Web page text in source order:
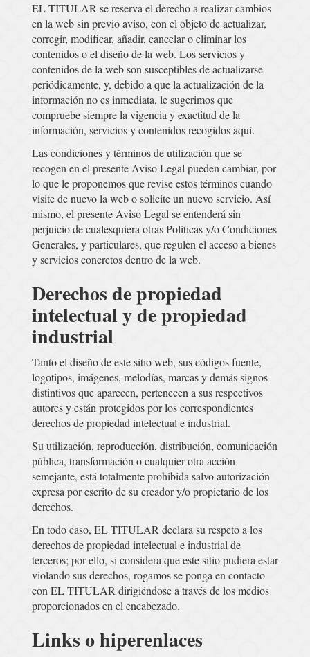
EL TITULAR se reserva el derecho a realizar cambios
en la web sin previo aviso, con el objeto de actualizar,
corregir, modificar, añadir, cancelar o eliminar los
contenidos o el diseño de la web. Los servicios y
contenidos de la web son susceptibles de actualizarse
periódicamente, y, debido a que la actualización de la
información no es inmediata, le sugerimos que
compruebe siempre la vigencia y exactitud de la
información, servicios y contenidos recogidos aquí.
Las condiciones y términos de utilización que se
recogen en el presente Aviso Legal pueden cambiar, por
lo que le proponemos que revise estos términos cuando
visite de nuevo la web o solicite un nuevo servicio. Así
mismo, el presente Aviso Legal se entenderá sin
perjuicio de cualesquiera otras Políticas y/o Condiciones
Generales, y particulares, que regulen el acceso a bienes
y servicios concretos dentro de la web.
Derechos de propiedad
intelectual y de propiedad
industrial
Tanto el diseño de este sitio web, sus códigos fuente,
logotipos, imágenes, melodías, marcas y demás signos
distintivos que aparecen, pertenecen a sus respectivos
autores y están protegidos por los correspondientes
derechos de propiedad intelectual e industrial.
Su utilización, reproducción, distribución, comunicación
pública, transformación o cualquier otra acción
semejante, está totalmente prohibida salvo autorización
expresa por escrito de su creador y/o propietario de los
derechos.
En todo caso, EL TITULAR declara su respeto a los
derechos de propiedad intelectual e industrial de
terceros; por ello, si considera que este sitio pudiera estar
violando sus derechos, rogamos se ponga en contacto
con EL TITULAR dirigiéndose a través de los medios
proporcionados en el encabezado.
Links o hiperenlaces